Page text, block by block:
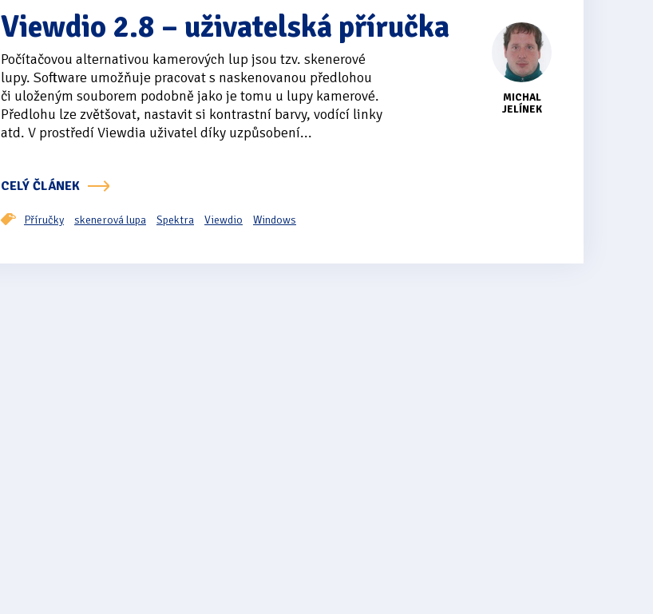
MICHAL
JELÍNEK
Viewdio 2.8 – uživatelská příručka
Počítačovou alternativou kamerových lup jsou tzv. skenerové
lupy. Software umožňuje pracovat s naskenovanou předlohou
či uloženým souborem podobně jako je tomu u lupy kamerové.
Předlohu lze zvětšovat, nastavit si kontrastní barvy, vodící linky
atd. V prostředí Viewdia uživatel díky uzpůsobení...
CELÝ ČLÁNEK
Příručky skenerová lupa Spektra Viewdio Windows